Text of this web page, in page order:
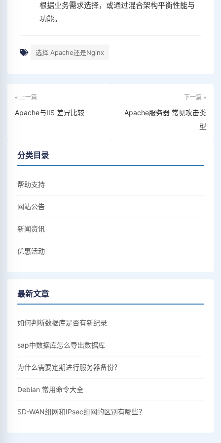
根据业务需求选择，或通过混合架构平衡性能与
功能‌。
选择 Apache还是Nginx
« 上一篇
Apache与IIS 差异比较
下一篇 »
Apache服务器 常见攻击类
型
分类目录
帮助支持
网站公告
新闻资讯
优惠活动
最新文章
如何判断数据库是否有新纪录
sap中数据库怎么导出数据库
为什么需要定期进行服务器备份？
Debian 常用命令大全
SD-WAN组网和IPsec组网的区别有哪些？